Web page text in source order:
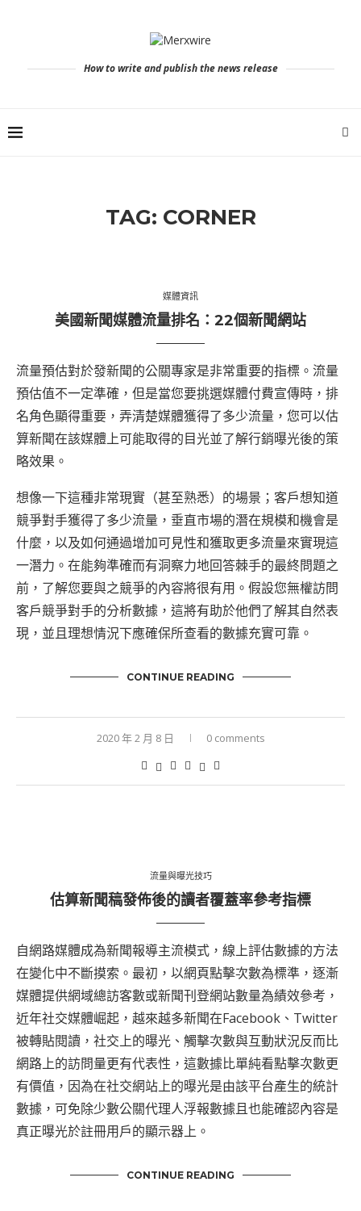
How to write and publish the news release
TAG: CORNER
媒體資訊
美國新聞媒體流量排名：22個新聞網站
流量預估對於發新聞的公關專家是非常重要的指標。流量
預估值不一定準確，但是當您要挑選媒體付費宣傳時，排
名角色顯得重要，弄清楚媒體獲得了多少流量，您可以估
算新聞在該媒體上可能取得的目光並了解行銷曝光後的策
略效果。
想像一下這種非常現實（甚至熟悉）的場景；客戶想知道
競爭對手獲得了多少流量，垂直市場的潛在規模和機會是
什麼，以及如何通過增加可見性和獲取更多流量來實現這
一潛力。在能夠準確而有洞察力地回答棘手的最終問題之
前，了解您要與之競爭的內容將很有用。假設您無權訪問
客戶競爭對手的分析數據，這將有助於他們了解其自然表
現，並且理想情況下應確保所查看的數據充實可靠。
CONTINUE READING
2020 年 2 月 8 日 0 comments
流量與曝光技巧
估算新聞稿發佈後的讀者覆蓋率參考指標
自網路媒體成為新聞報導主流模式，線上評估數據的方法
在變化中不斷摸索。最初，以網頁點擊次數為標準，逐漸
媒體提供網域總訪客數或新聞刊登網站數量為績效參考，
近年社交媒體崛起，越來越多新聞在Facebook、Twitter
被轉貼閱讀，社交上的曝光、觸擊次數與互動狀況反而比
網路上的訪問量更有代表性，這數據比單純看點擊次數更
有價值，因為在社交網站上的曝光是由該平台產生的統計
數據，可免除少數公關代理人浮報數據且也能確認內容是
真正曝光於註冊用戶的顯示器上。
CONTINUE READING